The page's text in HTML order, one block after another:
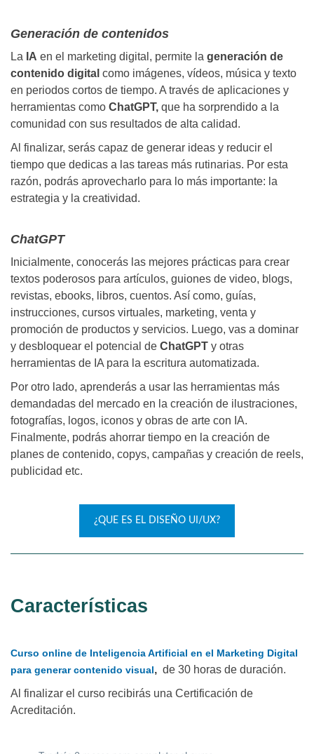
Generación de contenidos
La IA en el marketing digital, permite la generación de
contenido digital como imágenes, vídeos, música y texto
en periodos cortos de tiempo. A través de aplicaciones y
herramientas como ChatGPT, que ha sorprendido a la
comunidad con sus resultados de alta calidad.
Al finalizar, serás capaz de generar ideas y reducir el
tiempo que dedicas a las tareas más rutinarias. Por esta
razón, podrás aprovecharlo para lo más importante: la
estrategia y la creatividad.
ChatGPT
Inicialmente, conocerás las mejores prácticas para crear
textos poderosos para artículos, guiones de video, blogs,
revistas, ebooks, libros, cuentos. Así como, guías,
instrucciones, cursos virtuales, marketing, venta y
promoción de productos y servicios. Luego, vas a dominar
y desbloquear el potencial de ChatGPT y otras
herramientas de IA para la escritura automatizada.
Por otro lado, aprenderás a usar las herramientas más
demandadas del mercado en la creación de ilustraciones,
fotografías, logos, iconos y obras de arte con IA.
Finalmente, podrás ahorrar tiempo en la creación de
planes de contenido, copys, campañas y creación de reels,
publicidad etc.
¿QUE ES EL DISEÑO UI/UX?
Características
Curso online de Inteligencia Artificial en el Marketing Digital
para generar contenido visual, de 30 horas de duración.
Al finalizar el curso recibirás una Certificación de
Acreditación.